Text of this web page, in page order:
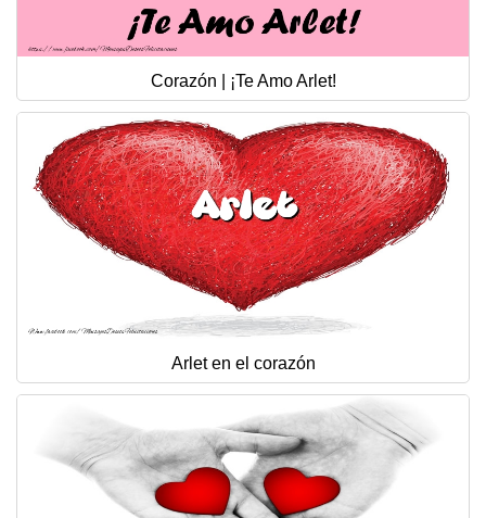
Corazón | ¡Te Amo Arlet!
Arlet en el corazón